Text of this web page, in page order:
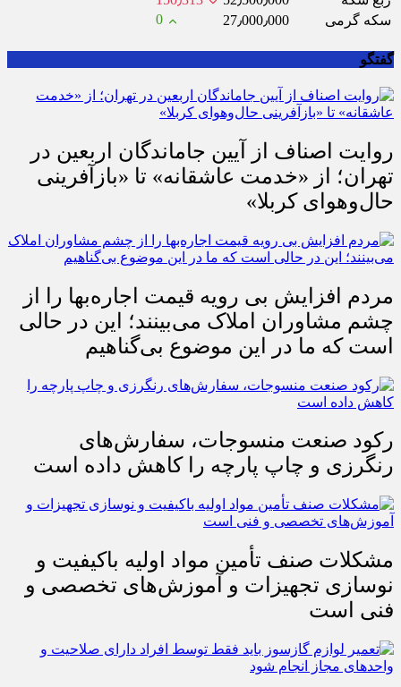
سکه گرمی
27٫000٫000 0
گفتگو
روایت اصناف از آیین جاماندگان اربعین در
تهران؛ از «خدمت عاشقانه» تا «بازآفرینی
حال‌وهوای کربلا»
مردم افزایش بی رویه قیمت اجاره‌بها را از
چشم مشاوران املاک می‌بینند؛ این در حالی
است که ما در این موضوع بی‌گناهیم
رکود صنعت منسوجات، سفارش‌های
رنگرزی و چاپ پارچه را کاهش داده است
مشکلات صنف تأمین مواد اولیه باکیفیت و
نوسازی تجهیزات و آموزش‌های تخصصی و
فنی است